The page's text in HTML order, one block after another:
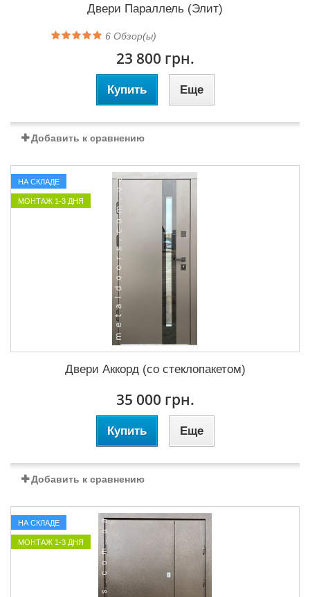
Двери Параллель (Элит)
6 Обзор(ы)
23 800 грн.
Купить Еще
Добавить к сравнению
НА СКЛАДЕ
МОНТАЖ 1-3 ДНЯ
Двери Аккорд (со стеклопакетом)
35 000 грн.
Купить Еще
Добавить к сравнению
НА СКЛАДЕ
МОНТАЖ 1-3 ДНЯ